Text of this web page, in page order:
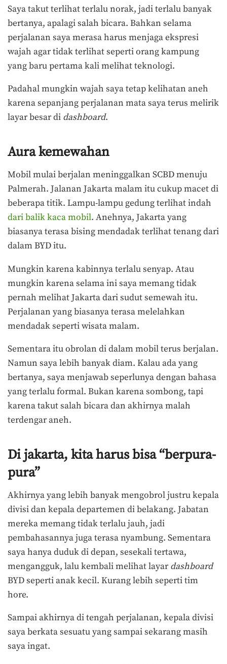
Saya takut terlihat terlalu norak, jadi terlalu banyak
bertanya, apalagi salah bicara. Bahkan selama
perjalanan saya merasa harus menjaga ekspresi
wajah agar tidak terlihat seperti orang kampung
yang baru pertama kali melihat teknologi.
Padahal mungkin wajah saya tetap kelihatan aneh
karena sepanjang perjalanan mata saya terus melirik
layar besar di dashboard.
Aura kemewahan
Mobil mulai berjalan meninggalkan SCBD menuju
Palmerah. Jalanan Jakarta malam itu cukup macet di
beberapa titik. Lampu-lampu gedung terlihat indah
dari balik kaca mobil. Anehnya, Jakarta yang
biasanya terasa bising mendadak terlihat tenang dari
dalam BYD itu.
Mungkin karena kabinnya terlalu senyap. Atau
mungkin karena selama ini saya memang tidak
pernah melihat Jakarta dari sudut semewah itu.
Perjalanan yang biasanya terasa melelahkan
mendadak seperti wisata malam.
Sementara itu obrolan di dalam mobil terus berjalan.
Namun saya lebih banyak diam. Kalau ada yang
bertanya, saya menjawab seperlunya dengan bahasa
yang terlalu formal. Bukan karena sombong, tapi
karena takut salah bicara dan akhirnya malah
terdengar aneh.
Di jakarta, kita harus bisa “berpura-
pura”
Akhirnya yang lebih banyak mengobrol justru kepala
divisi dan kepala departemen di belakang. Jabatan
mereka memang tidak terlalu jauh, jadi
pembahasannya juga terasa nyambung. Sementara
saya hanya duduk di depan, sesekali tertawa,
mengangguk, lalu kembali melihat layardashboard
BYD seperti anak kecil. Kurang lebih seperti tim
hore.
Sampai akhirnya di tengah perjalanan, kepala divisi
saya berkata sesuatu yang sampai sekarang masih
saya ingat.